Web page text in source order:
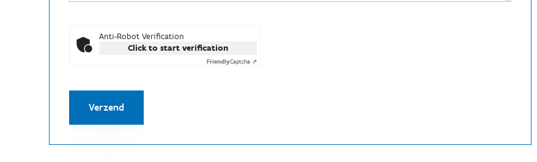
Anti-Robot Verification
Click to start verification
FriendlyCaptcha ⇗
Verzend